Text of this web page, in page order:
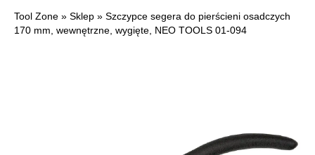
Tool Zone » Sklep » Szczypce segera do pierścieni osadczych
170 mm, wewnętrzne, wygięte, NEO TOOLS 01-094